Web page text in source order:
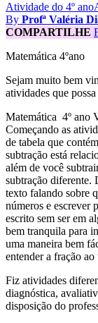
Atividade do 4º ano
By Profª Valéria
COMPARTILHE
Matemática 4ºano
Sejam muito bem
atividades que
Matemática 4º ano
Começando as
de tabela que
subtração está
além de você
subtração diferente.
texto falando sobre
números e escrever
escrito sem ser em
bem tranquila para
uma maneira bem
entender a fração ao
Fiz atividades
diagnóstica,
disposição do